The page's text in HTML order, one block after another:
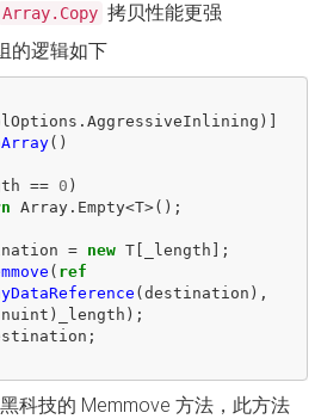
Array.Copy 拷贝性能更强
的逻辑如下
. AggressiveInlining )]
()
== 0 )
Array. Empty<T>();
= new T[ _length ];
( ref
( destination ),
nuint ) _length );
;
科技的 Memmove 方法，此方法